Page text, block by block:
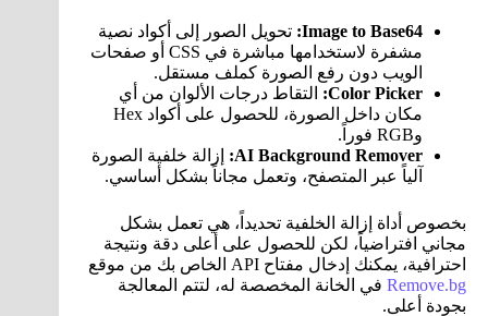
Image to Base64: تحويل الصور إلى أكواد نصية
مشفرة لاستخدامها مباشرة في CSS أو صفحات
الويب دون رفع الصورة كملف مستقل.
Color Picker:
التقاط درجات الألوان من أي
مكان داخل الصورة، للحصول على أكواد Hex
وRGB فوراً.
AI Background Remover:
إزالة خلفية الصورة
آلياً عبر المتصفح، وتعمل مجاناً بشكل أساسي.
بخصوص أداة إزالة الخلفية تحديداً، هي تعمل بشكل
مجاني افتراضياً، لكن للحصول على أعلى دقة ونتيجة
احترافية، يمكنك إدخال مفتاح API الخاص بك من موقع
Remove.bg في الخانة المخصصة له، لتتم المعالجة
بجودة أعلى.